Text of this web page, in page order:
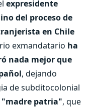
expresidente
del proceso de
en Chile
exmandatario ha
nada mejor que
, dejando
de subditocolonial
patria", que